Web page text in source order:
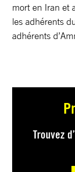
mort en Iran et
les adhérents
adhérents
Trouvez